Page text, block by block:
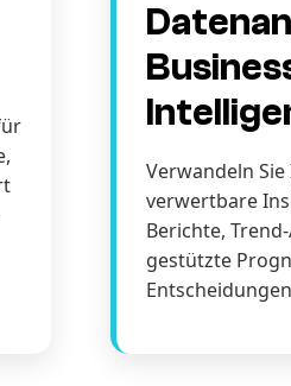
Verwandeln
verwertbare
Berichte,
gestützte